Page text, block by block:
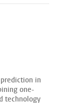
in
one-
technology